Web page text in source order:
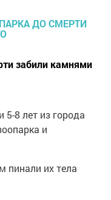
забили камнями
8 лет из города
и
пинали их тела